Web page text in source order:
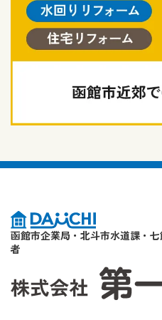
函館市企業局・北斗市水道課・
者